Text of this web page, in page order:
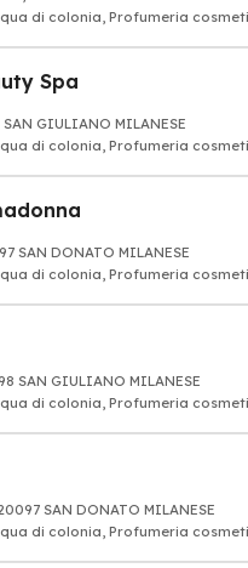
di colonia, Profumeria
Spa
GIULIANO MILANESE
di colonia, Profumeria
SAN DONATO MILANESE
di colonia, Profumeria
SAN GIULIANO MILANESE
di colonia, Profumeria
SAN DONATO MILANESE
di colonia, Profumeria